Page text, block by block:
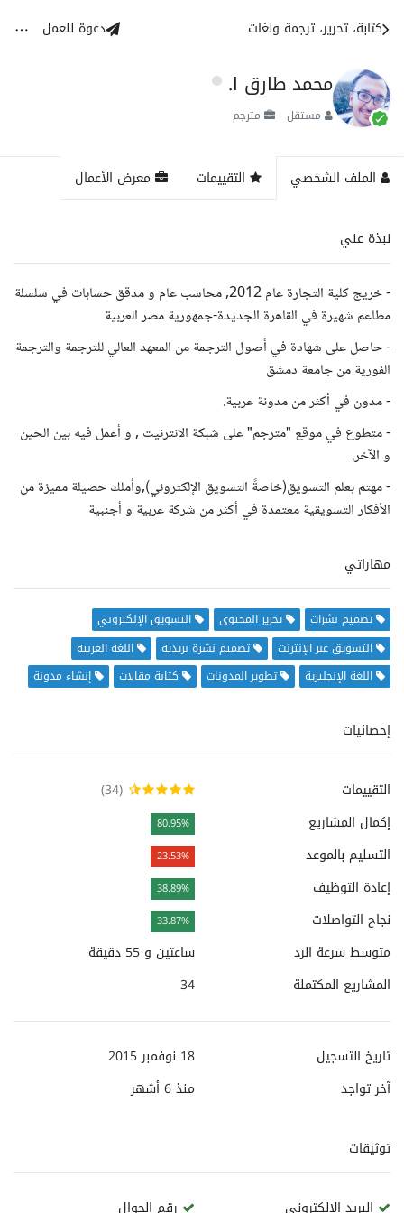
كتابة، تحرير، ترجمة ولغات دعوة للعمل
محمد طارق ا.
مستقل مترجم
الملف الشخصي التقييمات معرض الأعمال
نبذة عني
- خريج كلية التجارة عام 2012, محاسب عام و مدقق حسابات في سلسلة
مطاعم شهيرة في القاهرة الجديدة-جمهورية مصر العربية
- حاصل على شهادة في أصول الترجمة من المعهد العالي للترجمة والترجمة
الفورية من جامعة دمشق
- مدون في أكثر من مدونة عربية.
- متطوع في موقع "مترجم" على شبكة الانترنيت , و أعمل فيه بين الحين
و الآخر.
- مهتم بعلم التسويق(خاصةً التسويق الإلكتروني),وأملك حصيلة مميزة من
الأفكار التسويقية معتمدة في أكثر من شركة عربية و أجنبية
مهاراتي
تصميم نشرات تحرير المحتوى
التسويق الإلكتروني
التسويق عبر الإنترنت
تصميم نشرة بريدية
اللغة العربية
اللغة الإنجليزية
تطوير المدونات كتابة مقالات إنشاء مدونة
إحصائيات
التقييمات
(34)
إكمال المشاريع
80.95%
التسليم بالموعد 23.53%
إعادة التوظيف 38.89%
نجاح التواصلات 33.87%
متوسط سرعة الرد
ساعتين و 55 دقيقة
المشاريع المكتملة
34
تاريخ التسجيل
18 نوفمبر 2015
آخر تواجد
منذ6 أشهر
توثيقات
البريد الإلكتروني رقم الجوال